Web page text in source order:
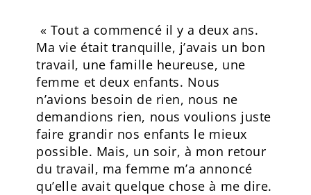
« Tout a commencé il y a deux ans.
Ma vie était tranquille, j’avais un bon
travail, une famille heureuse, une
femme et deux enfants. Nous
n’avions besoin de rien, nous ne
demandions rien, nous voulions juste
faire grandir nos enfants le mieux
possible. Mais, un soir, à mon retour
du travail, ma femme m’a annoncé
qu’elle avait quelque chose à me dire.